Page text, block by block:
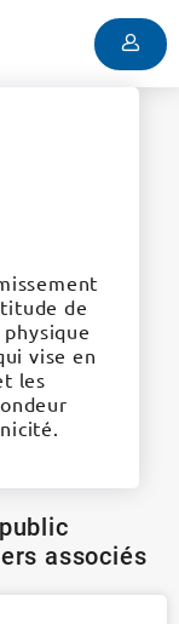
de
vise en
les
associés